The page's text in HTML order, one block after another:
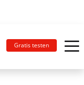
Gratis testen